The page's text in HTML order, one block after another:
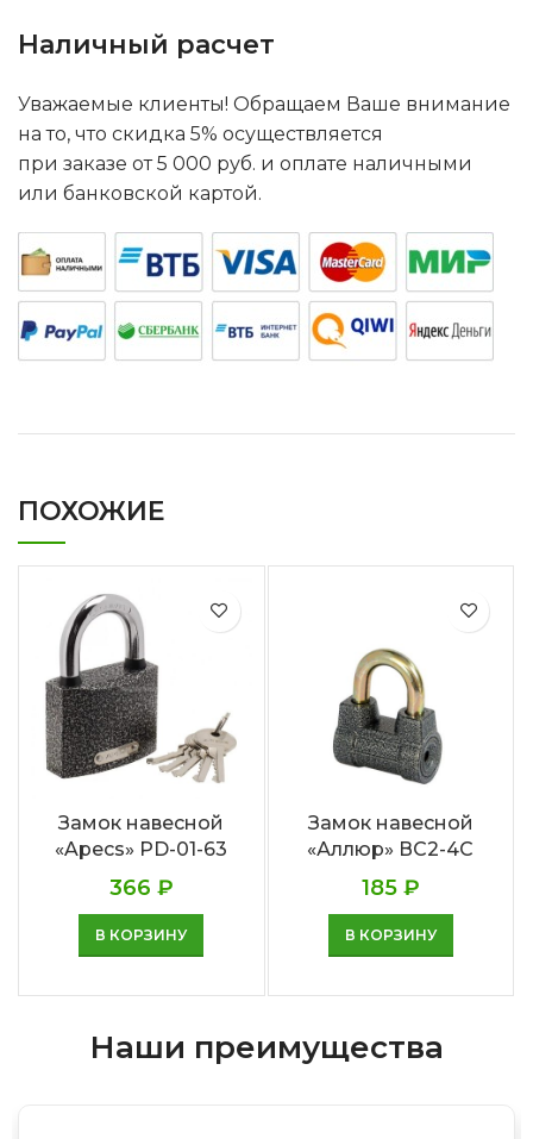
Наличный расчет
Уважаемые клиенты! Обращаем Ваше внимание
на то, что скидка 5% осуществляется
при заказе от 5 000 руб. и оплате наличными
или банковской картой.
ПОХОЖИЕ
Замок навесной
«Apecs» PD-01-63
366 ₽
В КОРЗИНУ
Замок навесной
«Аллюр» ВС2-4С
185 ₽
В КОРЗИНУ
Наши преимущества